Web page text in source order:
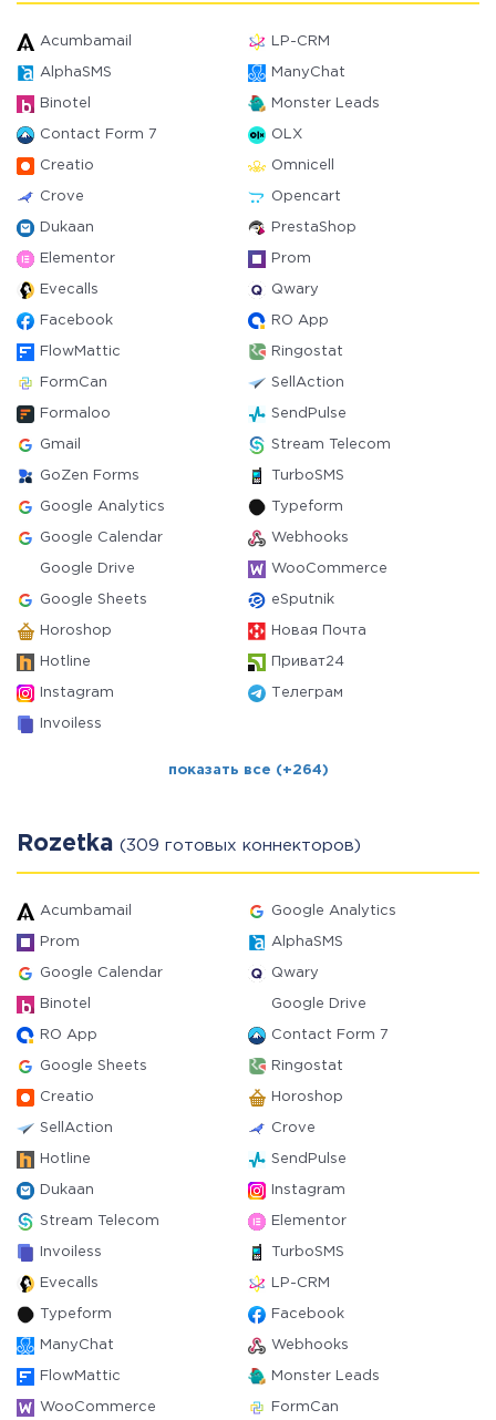
Acumbamail LP-CRM
AlphaSMS ManyChat
Binotel Monster Leads
Contact Form 7 OLX
Creatio Omnicell
Crove Opencart
Dukaan PrestaShop
Elementor Prom
Evecalls Qwary
Facebook RO App
FlowMattic Ringostat
FormCan SellAction
Formaloo SendPulse
Gmail Stream Telecom
GoZen Forms TurboSMS
Google Analytics Typeform
Google Calendar Webhooks
Google Drive WooCommerce
Google Sheets eSputnik
Horoshop Новая Почта
Hotline Приват24
Instagram Телеграм
Invoiless
показать все (+264)
Rozetka (309 готовых коннекторов)
Acumbamail Google Analytics
Prom AlphaSMS
Google Calendar Qwary
Binotel Google Drive
RO App Contact Form 7
Google Sheets Ringostat
Creatio Horoshop
SellAction Crove
Hotline SendPulse
Dukaan Instagram
Stream Telecom Elementor
Invoiless TurboSMS
Evecalls LP-CRM
Typeform Facebook
ManyChat Webhooks
FlowMattic Monster Leads
WooCommerce FormCan